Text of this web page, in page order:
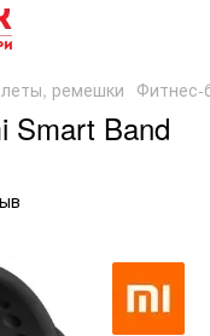
ремешки Фитнес-
Smart Band